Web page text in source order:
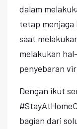
dalam
tetap
saat
melakukan
penyebaran
Dengan ikut
bagian dari